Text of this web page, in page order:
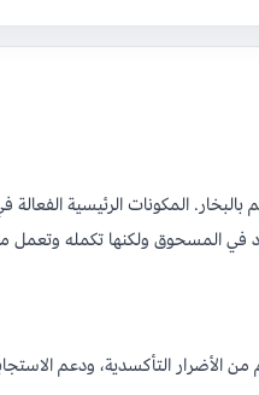
الأضرار التأكسدية، ودعم